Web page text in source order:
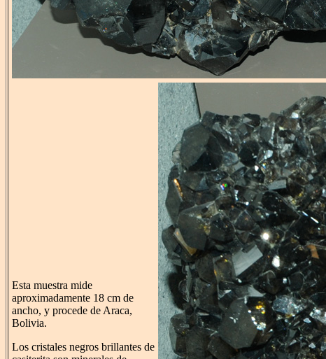
Esta muestra mide
aproximadamente 18 cm de
ancho, y procede de Araca,
Bolivia.
Los cristales negros brillantes de